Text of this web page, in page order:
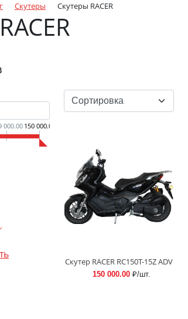
Скутеры Скутеры RACER
000.00 150 000.00
Скутер RACER RC150T-15Z ADV
150 000.00 ₽/шт.